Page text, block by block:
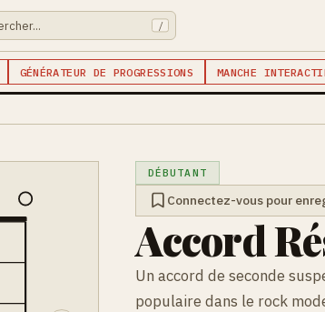
/
GÉNÉRATEUR DE PROGRESSIONS MANCHE
DÉBUTANT
Connectez-vous pour
Accord
Un accord de seconde
populaire dans le rock